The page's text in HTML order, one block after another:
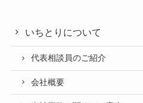
いちとりについて
代表相談員のご紹介
会社概要